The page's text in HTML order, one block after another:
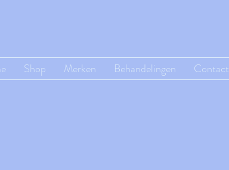
Shop Merken Behandelingen Contact